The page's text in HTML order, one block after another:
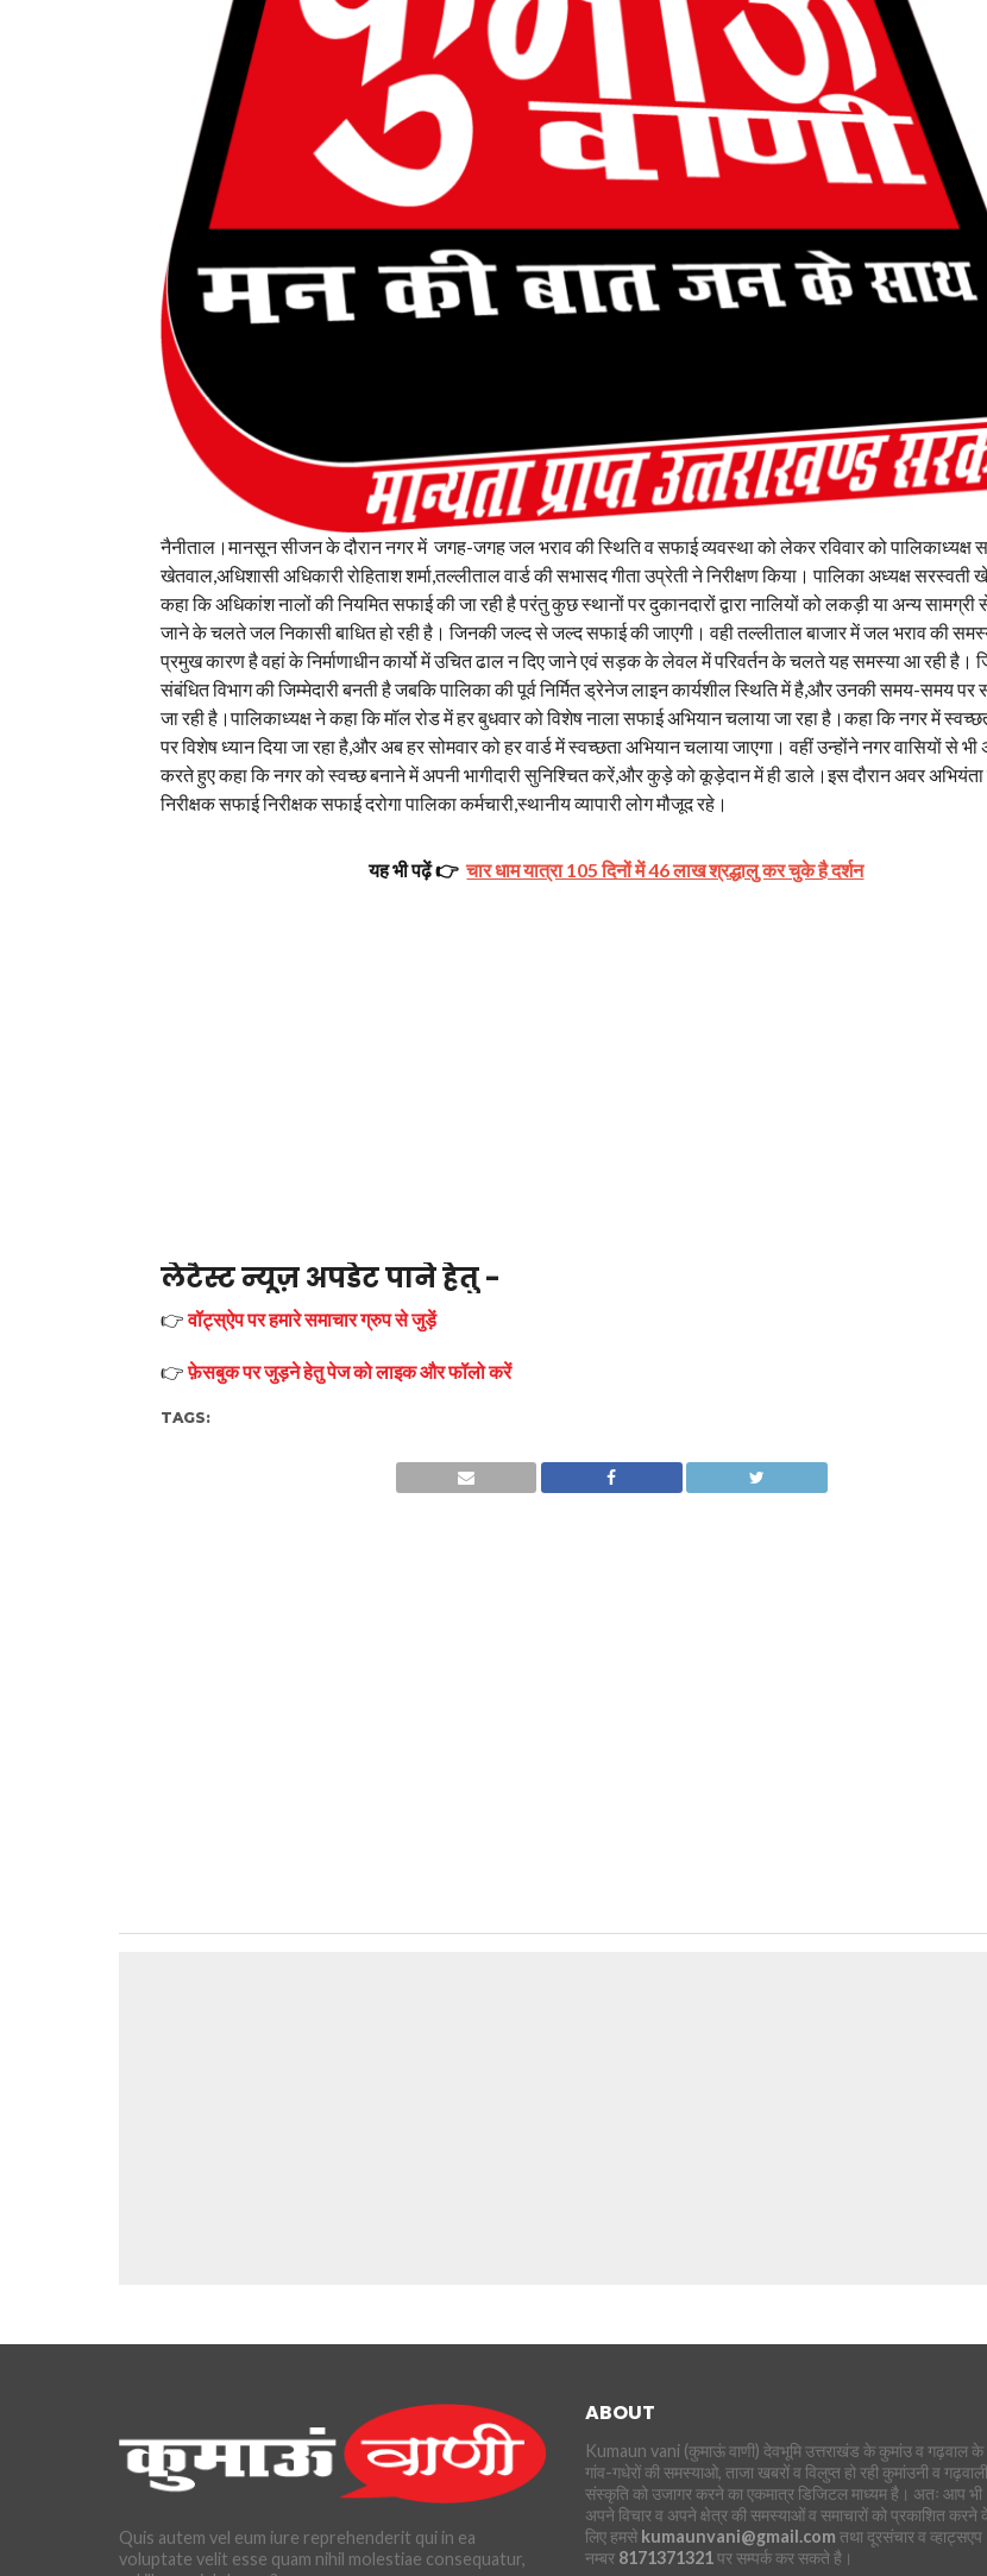
नैनीताल।मानसून सीजन के दौरान नगर में जगह-जगह जल भराव की स्थिति व सफाई व्यवस्था को लेकर रविवार को पालिकाध्यक्ष
खेतवाल,अधिशासी अधिकारी रोहिताश शर्मा,तल्लीताल वार्ड की सभासद गीता उप्रेती ने निरीक्षण किया। पालिका अध्यक्ष सरस्वती
कहा कि अधिकांश नालों की नियमित सफाई की जा रही है परंतु कुछ स्थानों पर दुकानदारों द्वारा नालियों को लकड़ी या अन्य सामग्री
जाने के चलते जल निकासी बाधित हो रही है। जिनकी जल्द से जल्द सफाई की जाएगी। वही तल्लीताल बाजार में जल भराव की
प्रमुख कारण है वहां के निर्माणाधीन कार्यो में उचित ढाल न दिए जाने एवं सड़क के लेवल में परिवर्तन के चलते यह समस्या आ रही है।
संबंधित विभाग की जिम्मेदारी बनती है जबकि पालिका की पूर्व निर्मित ड्रेनेज लाइन कार्यशील स्थिति में है,और उनकी समय-समय पर
जा रही है।पालिकाध्यक्ष ने कहा कि मॉल रोड में हर बुधवार को विशेष नाला सफाई अभियान चलाया जा रहा है।कहा कि नगर में
पर विशेष ध्यान दिया जा रहा है,और अब हर सोमवार को हर वार्ड में स्वच्छता अभियान चलाया जाएगा। वहीं उन्होंने नगर वासियों से भी
करते हुए कहा कि नगर को स्वच्छ बनाने में अपनी भागीदारी सुनिश्चित करें,और कुड़े को कूड़ेदान में ही डाले।इस दौरान अवर
निरीक्षक सफाई निरीक्षक सफाई दरोगा पालिका कर्मचारी,स्थानीय व्यापारी लोग मौजूद रहे।
यह भी पढ़ें 👉 चार धाम यात्रा 105 दिनों में 46 लाख श्रद्धालु कर चुके है दर्शन
लेटैस्ट न्यूज़ अपडेट पाने हेतु -
👉वॉट्स्ऐप पर हमारे समाचार ग्रुप से जुड़ें
👉फ़ेसबुक पर जुड़ने हेतु पेज को लाइक और फॉलो करें
TAGS:
Quis autem vel eum iure reprehenderit qui in ea
voluptate velit esse quam nihil molestiae consequatur,
ABOUT
Kumaun vani (कुमाऊं वाणी) देवभूमि उत्तराखंड के कुमांउ व गढ़वाल के
गांव-गधेरों की समस्याओ, ताजा खबरों व विलुप्त हो रही कुमांउनी व गढ़वाली
संस्कृति को उजागर करने का एकमात्र डिजिटल माध्यम है। अतः आप भी
अपने विचार व अपने क्षेत्र की समस्याओं व समाचारों को प्रकाशित करने
लिए हमसे kumaunvani@gmail.com तथा दूरसंचार व व्हाट्सएप
नम्बर 8171371321पर सम्पर्क कर सकते है।